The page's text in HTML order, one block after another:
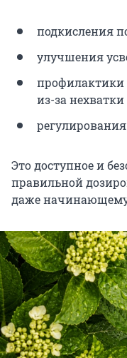
подкисления
улучшения
профилактики
из-за нехватки
Это доступное и
правильной
даже